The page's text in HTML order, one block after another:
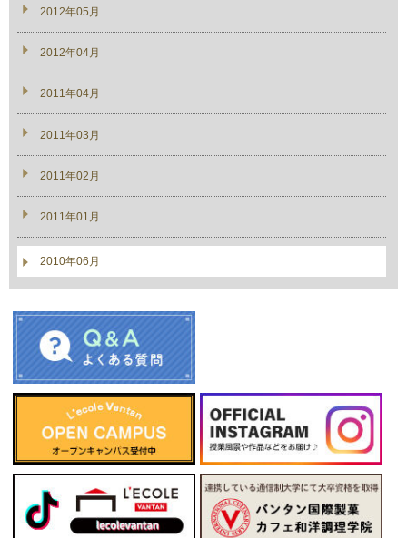
2012年05月
2012年04月
2011年04月
2011年03月
2011年02月
2011年01月
2010年06月